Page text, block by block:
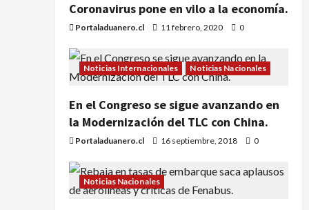
Coronavirus pone en vilo a la economía.
Portaladuanero.cl 11 febrero, 2020 0
Noticias Internacionales Noticias Nacionales
En el Congreso se sigue avanzando en
la Modernización del TLC con China.
Portaladuanero.cl 16 septiembre, 2018 0
Noticias Nacionales